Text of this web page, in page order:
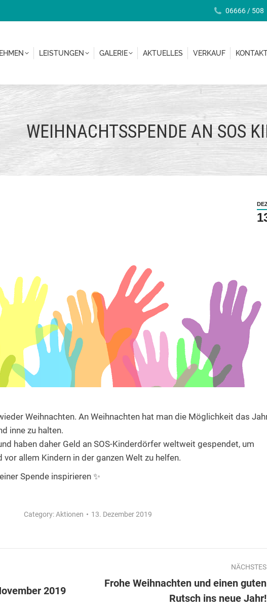
06666 / 508
LEISTUNGEN GALERIE AKTUELLES VERKAUF
WEIHNACHTSSPENDE AN SOS
Weihnachten. An Weihnachten hat man die Möglichkeit das
inne zu halten.
haben daher Geld an SOS-Kinderdörfer weltweit gespendet, um
allem Kindern in der ganzen Welt zu helfen.
Spende inspirieren ✨
Category:Aktionen 13. Dezember 2019
2019
NÄCHSTES
Nächster
Frohe Weihnachten und einen guten
Rutsch ins neue Jahr!